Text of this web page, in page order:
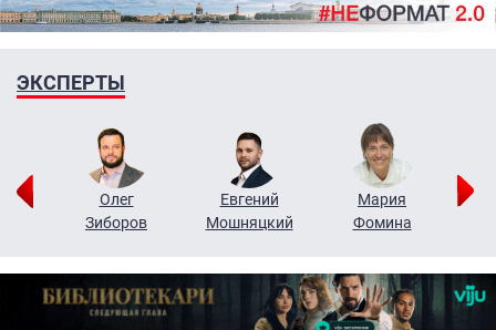
ЭКСПЕРТЫ
Олег
Зиборов
Евгений
Мошняцкий
Мария
Фомина